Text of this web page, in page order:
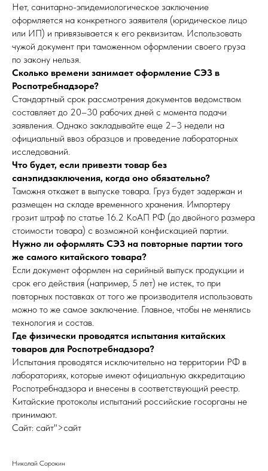
Нет, санитарно-эпидемиологическое заключение
оформляется на конкретного заявителя (юридическое лицо
или ИП) и привязывается к его реквизитам. Использовать
чужой документ при таможенном оформлении своего груза
по закону нельзя.
Сколько времени занимает оформление СЭЗ в
Роспотребнадзоре?
Стандартный срок рассмотрения документов ведомством
составляет до 20–30 рабочих дней с момента подачи
заявления. Однако закладывайте еще 2–3 недели на
официальный ввоз образцов и проведение лабораторных
исследований.
Что будет, если привезти товар без
санэпидзаключения, когда оно обязательно?
Таможня откажет в выпуске товара. Груз будет задержан и
размещен на складе временного хранения. Импортеру
грозит штраф по статье 16.2 КоАП РФ (до двойного размера
стоимости товара) с возможной конфискацией партии.
Нужно ли оформлять СЭЗ на повторные партии того
же самого китайского товара?
Если документ оформлен на серийный выпуск продукции и
срок его действия (например, 5 лет) не истек, то при
повторных поставках от того же производителя использовать
можно то же самое заключение. Главное, чтобы не менялись
технология и состав.
Где физически проводятся испытания китайских
товаров для Роспотребнадзора?
Испытания проводятся исключительно на территории РФ в
лабораториях, которые имеют официальную аккредитацию
Роспотребнадзора и внесены в соответствующий реестр.
Китайские протоколы испытаний российские госорганы не
принимают.
Сайт: сайт">сайт
Николай Сорокин